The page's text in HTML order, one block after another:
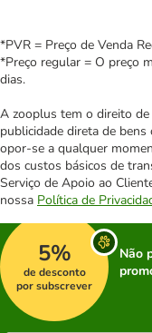
*PVR = Preço de Venda
*Preço regular = O preço
dias.
A zooplus tem o direito
publicidade direta de
opor-se a qualquer
dos custos básicos de
Serviço de Apoio ao
nossa Política de
5%
de desconto
por subscrever
Não